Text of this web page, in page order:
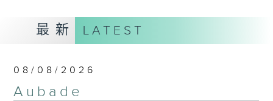
最新 LATEST
08/08/2026
Aubade